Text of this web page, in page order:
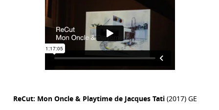
ReCut: Mon Oncle & Playtime de Jacques Tati(2017) GE